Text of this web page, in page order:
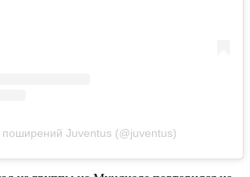
Juventus (@juventus)